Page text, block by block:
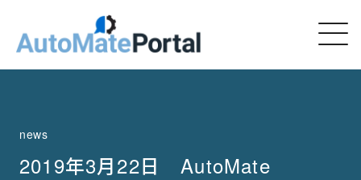
news
2019年3月22日 AutoMate